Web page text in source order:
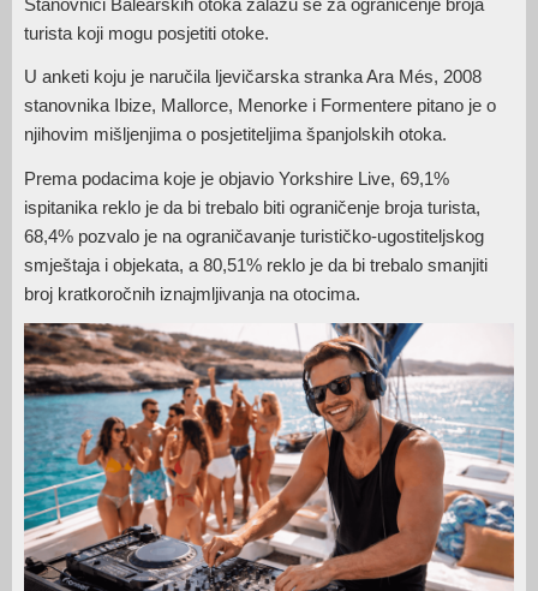
Stanovnici Balearskih otoka zalažu se za ograničenje broja
turista koji mogu posjetiti otoke.
U anketi koju je naručila ljevičarska stranka Ara Més, 2008
stanovnika Ibize, Mallorce, Menorke i Formentere pitano je o
njihovim mišljenjima o posjetiteljima španjolskih otoka.
Prema podacima koje je objavio Yorkshire Live, 69,1%
ispitanika reklo je da bi trebalo biti ograničenje broja turista,
68,4% pozvalo je na ograničavanje turističko-ugostiteljskog
smještaja i objekata, a 80,51% reklo je da bi trebalo smanjiti
broj kratkoročnih iznajmljivanja na otocima.